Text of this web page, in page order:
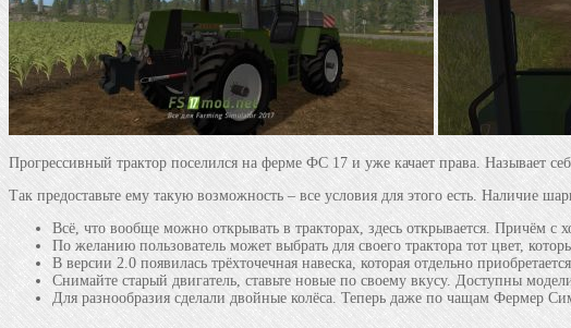
Прогрессивный трактор поселился на ферме ФС 17 и уже качает права. Называет
Так предоставьте ему такую возможность – все условия для этого есть. Наличие
Всё, что вообще можно открывать в тракторах, здесь открывается. Причём
По желанию пользователь может выбрать для своего трактора тот цвет,
В версии 2.0 появилась трёхточечная навеска, которая отдельно
Снимайте старый двигатель, ставьте новые по своему вкусу. Доступны
Для разнообразия сделали двойные колёса. Теперь даже по чащам Фермер